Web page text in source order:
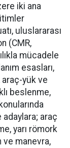
iki ana
uluslararası
(CMR,
mücadele
esasları,
yük ve
beslenme,
araç
yarı römork
ve manevra,